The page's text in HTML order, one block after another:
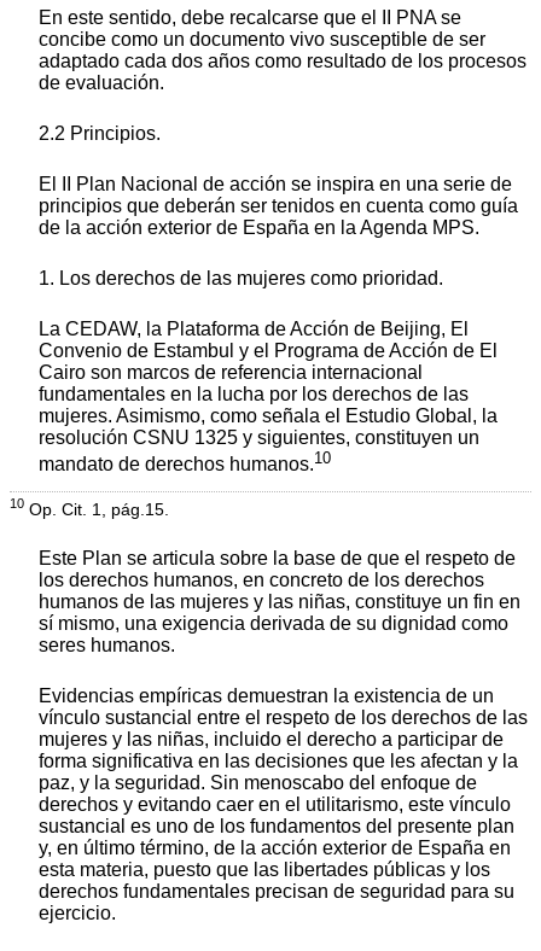
En este sentido, debe recalcarse que el II PNA se
concibe como un documento vivo susceptible de ser
adaptado cada dos años como resultado de los procesos
de evaluación.
2.2 Principios.
El II Plan Nacional de acción se inspira en una serie de
principios que deberán ser tenidos en cuenta como guía
de la acción exterior de España en la Agenda MPS.
1. Los derechos de las mujeres como prioridad.
La CEDAW, la Plataforma de Acción de Beijing, El
Convenio de Estambul y el Programa de Acción de El
Cairo son marcos de referencia internacional
fundamentales en la lucha por los derechos de las
mujeres. Asimismo, como señala el Estudio Global, la
resolución CSNU 1325 y siguientes, constituyen un
mandato de derechos humanos.10
10 Op. Cit. 1, pág.15.
Este Plan se articula sobre la base de que el respeto de
los derechos humanos, en concreto de los derechos
humanos de las mujeres y las niñas, constituye un fin en
sí mismo, una exigencia derivada de su dignidad como
seres humanos.
Evidencias empíricas demuestran la existencia de un
vínculo sustancial entre el respeto de los derechos de las
mujeres y las niñas, incluido el derecho a participar de
forma significativa en las decisiones que les afectan y la
paz, y la seguridad. Sin menoscabo del enfoque de
derechos y evitando caer en el utilitarismo, este vínculo
sustancial es uno de los fundamentos del presente plan
y, en último término, de la acción exterior de España en
esta materia, puesto que las libertades públicas y los
derechos fundamentales precisan de seguridad para su
ejercicio.